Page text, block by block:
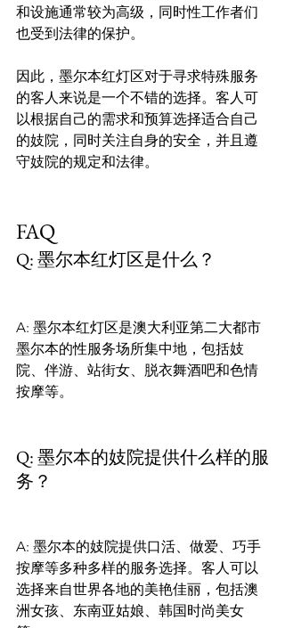
和设施通常较为高级，同时性工作者们
也受到法律的保护。
因此，墨尔本红灯区对于寻求特殊服务
的客人来说是一个不错的选择。客人可
以根据自己的需求和预算选择适合自己
的妓院，同时关注自身的安全，并且遵
守妓院的规定和法律。
FAQ
Q: 墨尔本红灯区是什么？
A: 墨尔本红灯区是澳大利亚第二大都市
墨尔本的性服务场所集中地，包括妓
院、伴游、站街女、脱衣舞酒吧和色情
按摩等。
Q: 墨尔本的妓院提供什么样的服
务？
A: 墨尔本的妓院提供口活、做爱、巧手
按摩等多种多样的服务选择。客人可以
选择来自世界各地的美艳佳丽，包括澳
洲女孩、东南亚姑娘、韩国时尚美女